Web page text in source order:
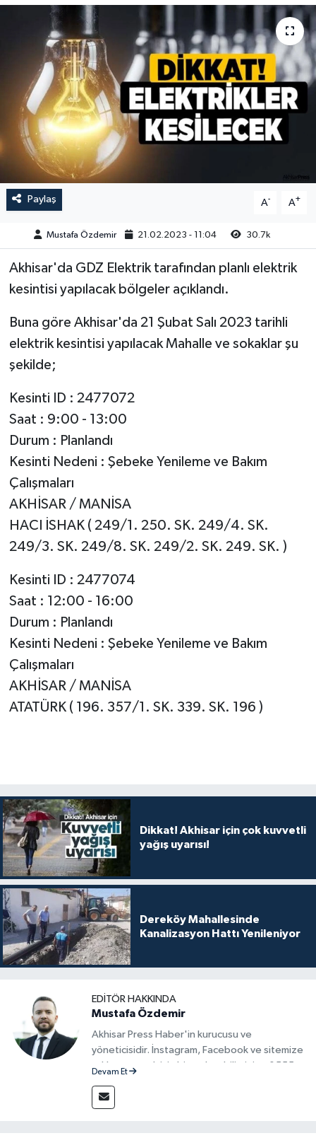
Paylaş A- A+
Mustafa Özdemir 21.02.2023 - 11:04 30.7k
Akhisar'da GDZ Elektrik tarafından planlı elektrik
kesintisi yapılacak bölgeler açıklandı.
Buna göre Akhisar'da 21 Şubat Salı 2023 tarihli
elektrik kesintisi yapılacak Mahalle ve sokaklar şu
şekilde;
Kesinti ID : 2477072
Saat : 9:00 - 13:00
Durum : Planlandı
Kesinti Nedeni : Şebeke Yenileme ve Bakım
Çalışmaları
AKHİSAR / MANİSA
HACI İSHAK ( 249/1. 250. SK. 249/4. SK.
249/3. SK. 249/8. SK. 249/2. SK. 249. SK. )
Kesinti ID : 2477074
Saat : 12:00 - 16:00
Durum : Planlandı
Kesinti Nedeni : Şebeke Yenileme ve Bakım
Çalışmaları
AKHİSAR / MANİSA
ATATÜRK ( 196. 357/1. SK. 339. SK. 196 )
Dikkat! Akhisar için çok kuvvetli
yağış uyarısı!
Dereköy Mahallesinde
Kanalizasyon Hattı Yenileniyor
EDITÖR HAKKINDA
Mustafa Özdemir
Akhisar Press Haber'in kurucusu ve
yöneticisidir. İnstagram, Facebook ve sitemize
reklam vermek için bize ulaşabilirsiniz - 0555
Devam Et
Magazin
Duyurular
Kadın
Teknoloji
Yerel Haber
Akhisar Emlak
Ülke
Etiketler
Duyurular
Tarım-Gıda
Sektörel
Röportaj
Dünya
Yaşam
Kadın
Akhisar Emlak
Etiketler